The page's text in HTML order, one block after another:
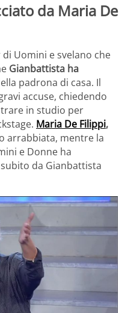
da Maria De
Uomini e svelano che
Gianbattista ha
padrona di casa. Il
accuse, chiedendo
in studio per
Maria De Filippi,
arrabbiata, mentre la
e Donne ha
da Gianbattista